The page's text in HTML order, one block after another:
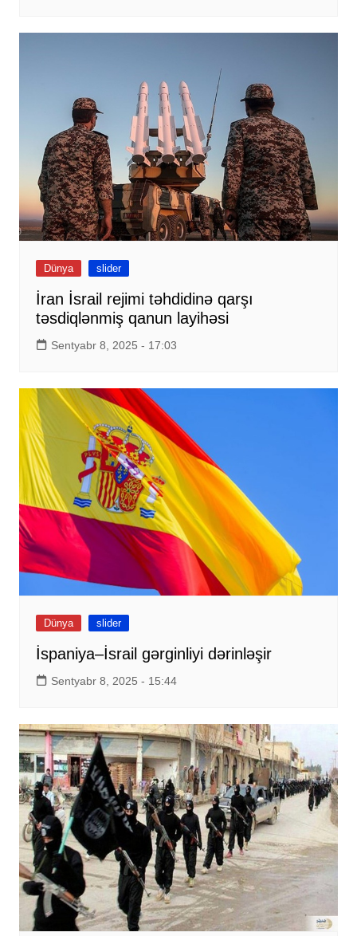
Dünya slider
İran İsrail rejimi təhdidinə qarşı
təsdiqlənmiş qanun layihəsi
Sentyabr 8, 2025 - 17:03
Dünya slider
İspaniya–İsrail gərginliyi dərinləşir
Sentyabr 8, 2025 - 15:44